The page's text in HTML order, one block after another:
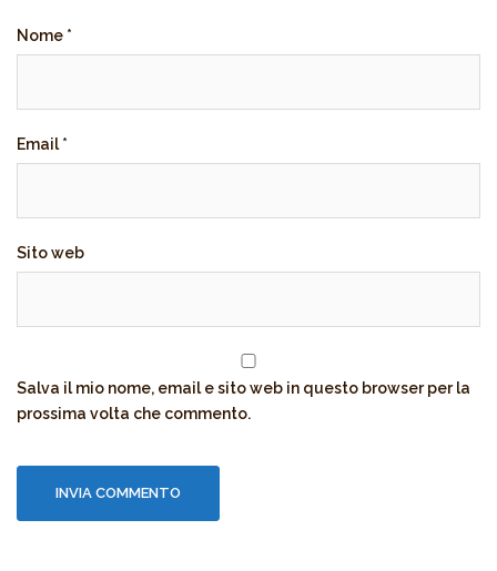
Nome *
Email*
Sito web
Salva il mio nome, email e sito web in questo browser per la
prossima volta che commento.